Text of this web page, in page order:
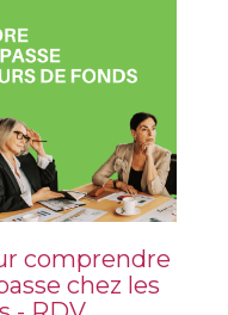
comprendre
chez les